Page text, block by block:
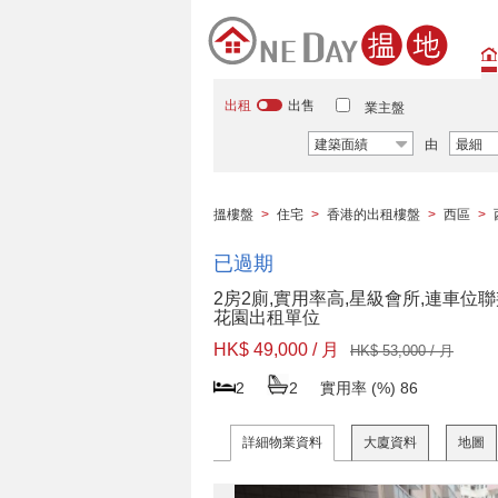
出租 出售 業主盤
建築面績 由 最細
搵樓盤 > 住宅 > 香港的出租樓盤 > 西區 >
已過期
2房2廁,實用率高,星級會所,連車位
花園出租單位
HK$ 49,000 / 月
HK$ 53,000 / 月
2 2 實用率 (%) 86
詳細物業資料 大廈資料 地圖